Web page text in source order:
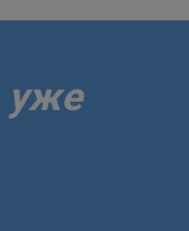
уже